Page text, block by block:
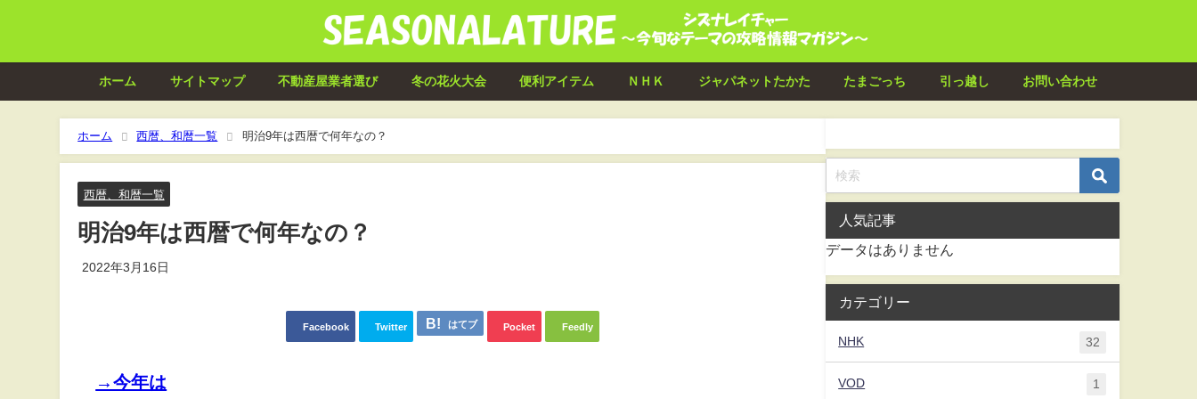
ホーム サイトマップ 不動産屋業者選び 冬の花火大会 便利アイテム ＮＨＫ ジャパネットたかた たまごっち 引っ越し お問い合わせ
ホーム 西暦、和暦一覧 明治9年は西暦で何年なの？
西暦、和暦一覧
明治9年は西暦で何年なの？
2022年3月16日
Facebook Twitter はてブ Pocket Feedly
→今年は
人気記事
データはありません
カテゴリー
NHK 32
VOD 1